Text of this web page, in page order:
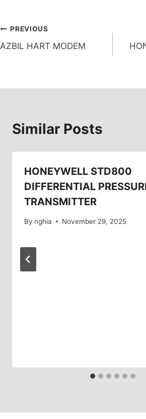
PREVIOUS
AZBIL HART MODEM
Similar Posts
HONEYWELL STD800
DIFFERENTIAL
TRANSMITTER
By nghia November 29, 2025